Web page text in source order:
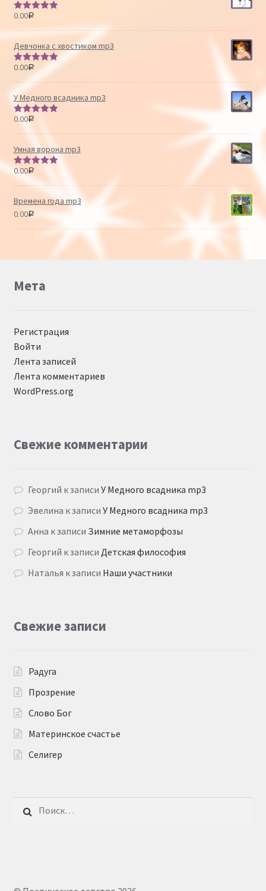
Оценка
0.00Р
Девчонка с хвостиком mp3
Оценка
0.00Р
У Медного всадника mp3
Оценка
0.00Р
Умная ворона mp3
Оценка
из 5
0.00Р
Времена года mp3
0.00Р
Мета
Регистрация
Войти
Лента записей
Лента комментариев
WordPress.org
Свежие комментарии
Георгий к записиУ Медного всадника mp3
Эвелина к записиУ Медного всадника mp3
Анна к записи Зимние метаморфозы
Георгий к записи Детская философия
Наталья к записи Наши участники
Свежие записи
Радуга
Прозрение
Слово Бог
Материнское счастье
Селигер
Найти: